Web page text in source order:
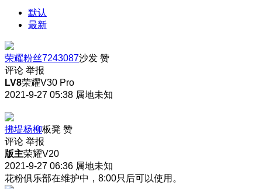
默认
最新
荣耀粉丝7243087沙发 赞
评论 举报
LV8荣耀V30 Pro
2021-9-27 05:38 属地未知
拂堤杨柳板凳 赞
评论 举报
版主荣耀V20
2021-9-27 06:36 属地未知
花粉俱乐部在维护中，8:00只后可以使用。